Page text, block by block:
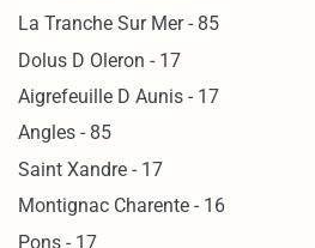
La Tranche Sur Mer - 85
Dolus D Oleron - 17
Aigrefeuille D Aunis - 17
Angles - 85
Saint Xandre - 17
Montignac Charente - 16
Pons - 17